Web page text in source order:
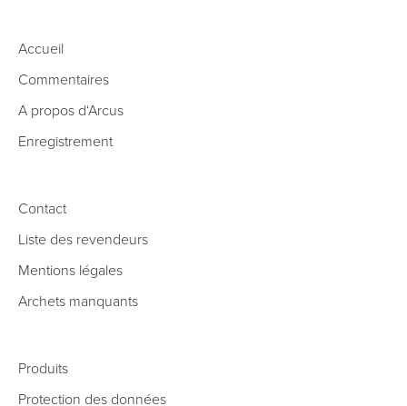
Accueil
Commentaires
A propos d‘Arcus
Enregistrement
Contact
Liste des revendeurs
Mentions légales
Archets manquants
Produits
Protection des données